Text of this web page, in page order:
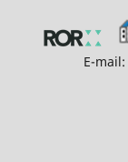
E-mail: